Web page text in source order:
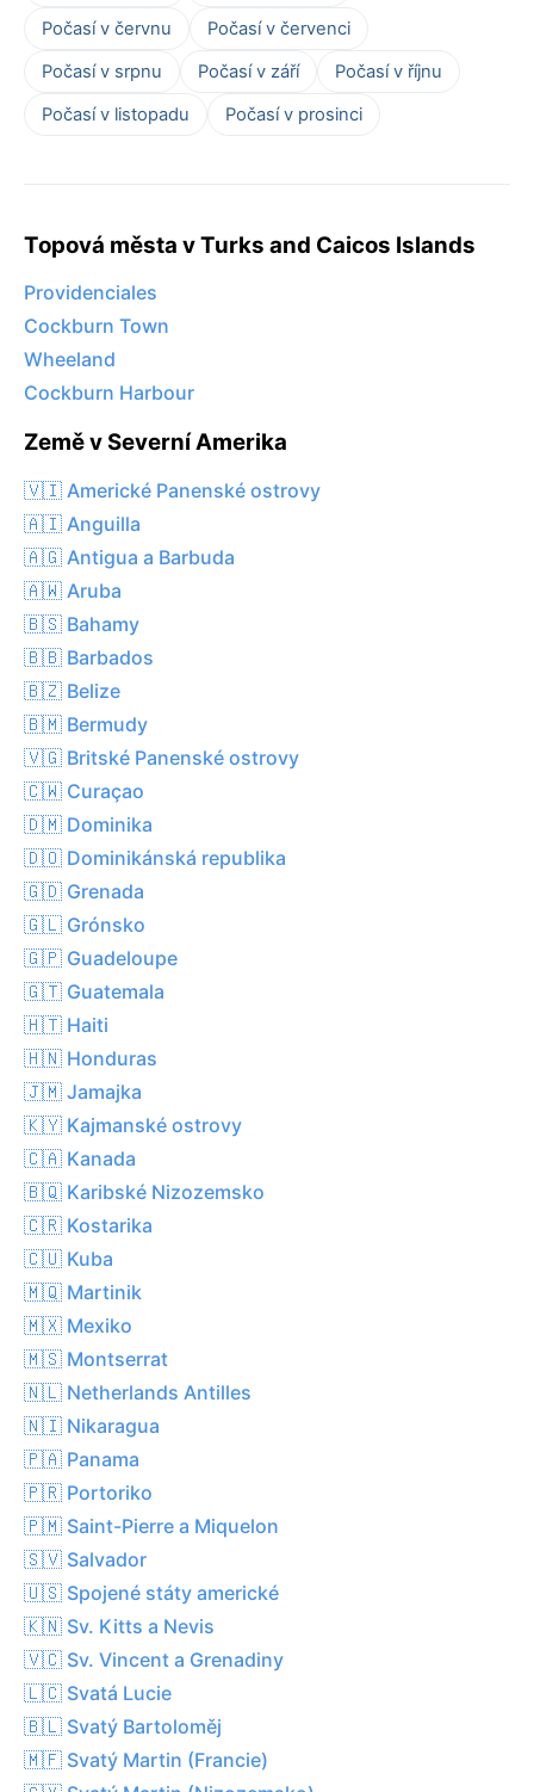
Počasí v červnu
Počasí v červenci
Počasí v srpnu
Počasí v září
Počasí v říjnu
Počasí v listopadu
Počasí v prosinci
Topová města v Turks and Caicos Islands
Providenciales
Cockburn Town
Wheeland
Cockburn Harbour
Země v Severní Amerika
🇻🇮 Americké Panenské ostrovy
🇦🇮 Anguilla
🇦🇬 Antigua a Barbuda
🇦🇼 Aruba
🇧🇸 Bahamy
🇧🇧 Barbados
🇧🇿 Belize
🇧🇲 Bermudy
🇻🇬 Britské Panenské ostrovy
🇨🇼 Curaçao
🇩🇲 Dominika
🇩🇴 Dominikánská republika
🇬🇩 Grenada
🇬🇱 Grónsko
🇬🇵 Guadeloupe
🇬🇹 Guatemala
🇭🇹 Haiti
🇭🇳 Honduras
🇯🇲 Jamajka
🇰🇾 Kajmanské ostrovy
🇨🇦 Kanada
🇧🇶 Karibské Nizozemsko
🇨🇷 Kostarika
🇨🇺 Kuba
🇲🇶 Martinik
🇲🇽 Mexiko
🇲🇸 Montserrat
🇳🇱 Netherlands Antilles
🇳🇮 Nikaragua
🇵🇦 Panama
🇵🇷 Portoriko
🇵🇲 Saint-Pierre a Miquelon
🇸🇻 Salvador
🇺🇸 Spojené státy americké
🇰🇳 Sv. Kitts a Nevis
🇻🇨 Sv. Vincent a Grenadiny
🇱🇨 Svatá Lucie
🇧🇱 Svatý Bartoloměj
🇲🇫 Svatý Martin (Francie)